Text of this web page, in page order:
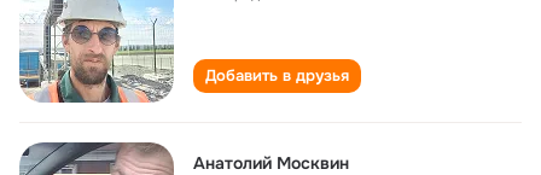
Добавить в друзья
Анатолий Москвин